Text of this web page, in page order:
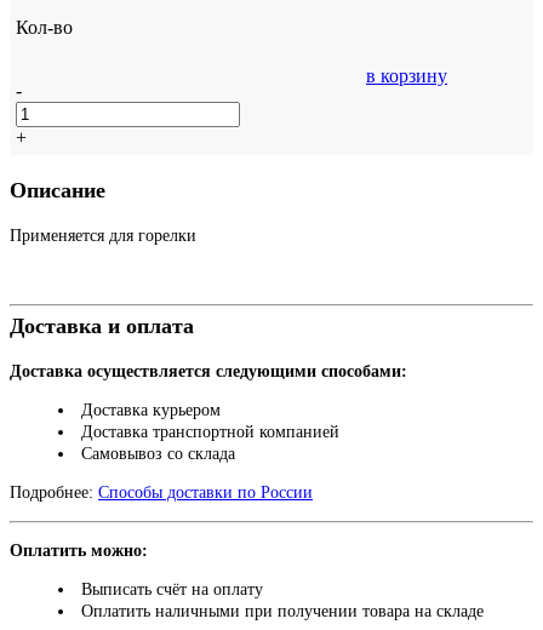
Кол-во
-
+
в корзину
Описание
Применяется для горелки
Доставка и оплата
Доставка осуществляется следующими способами:
Доставка курьером
Доставка транспортной компанией
Самовывоз со склада
Подробнее: Способы доставки по России
Оплатить можно:
Выписать счёт на оплату
Оплатить наличными при получении товара на складе